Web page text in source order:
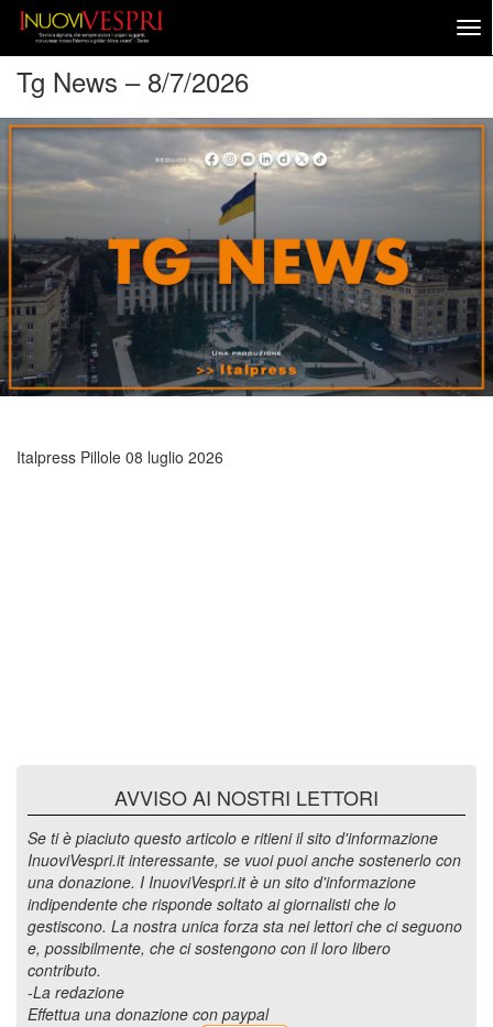
Tg News – 8/7/2026
Italpress Pillole 08 luglio 2026
AVVISO AI NOSTRI LETTORI
Se ti è piaciuto questo articolo e ritieni il sito d'informazione
InuoviVespri.it interessante, se vuoi puoi anche sostenerlo con
una donazione. I InuoviVespri.it è un sito d'informazione
indipendente che risponde soltato ai giornalisti che lo
gestiscono. La nostra unica forza sta nei lettori che ci seguono
e, possibilmente, che ci sostengono con il loro libero
contributo.
-La redazione
Effettua una donazione con paypal